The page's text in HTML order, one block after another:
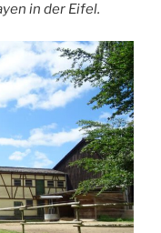
in der Eifel.